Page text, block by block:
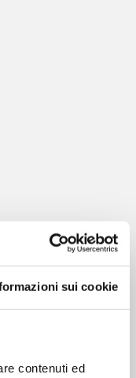
sui cookie
contenuti ed